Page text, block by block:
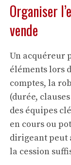
Organiser
vende
Un acquéreur
éléments lors
comptes, la
(durée,
des équipes
en cours ou
dirigeant peut
la cession